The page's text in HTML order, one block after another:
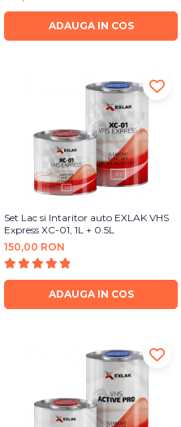
Bureti Abrazivi
Discuri Abrazive
Scule si Echipamente
Pistoale Vopsitorie
Masini de Slefuit
Echipamente
Accesorii si Consumabile
Ceara
Manusi spalare
Prosoape uscare
Aplicatoare
ADAUGA IN COS
Set Lac si Intaritor auto EXLAK VHS
Express XC-01, 1L + 0.5L
150,00 RON
ADAUGA IN COS